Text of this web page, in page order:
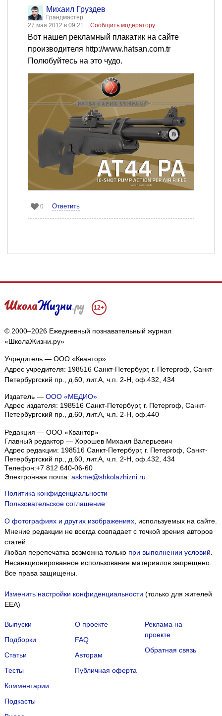
Михаил Груздев
Грандмастер
27 мая 2012 в 09:21
Сообщить модератору
Вот нашел рекламный плакатик на сайте
производителя http://www.hatsan.com.tr
Полюбуйтесь на это чудо.
0 Ответить
12+
© 2000–2026 Ежедневный познавательный журнал
«ШколаЖизни.ру»
Учредитель — ООО «Квантор»
Адрес учредителя: 198516 Санкт-Петербург, г. Петергоф, Санкт-
Петербургский пр., д.60, лит.А, ч.п. 2-Н, оф.432, 434
Издатель — ООО «МЕДИО»
Адрес издателя: 198516 Санкт-Петербург, г. Петергоф, Санкт-
Петербургский пр., д.60, лит.А, ч.п. 2-Н, оф.440
Редакция — ООО «Квантор»
Главный редактор — Хорошев Михаил Валерьевич
Адрес редакции: 198516 Санкт-Петербург, г. Петергоф Санкт-
Петербургский пр., д.60, лит.А, ч.п. 2-Н, оф.432, 434
Телефон:+7 812 640-06-60
Электронная почта: askme@shkolazhizni.ru
Политика конфиденциальности
Пользовательское соглашение
О фотографиях и других изображениях, используемых на сайте.
Мнение редакции не всегда совпадает с точкой зрения авторов
статей.
Любая перепечатка возможна только при выполнении условий
Несанкционированное использование материалов запрещено.
Все права защищены.
Изменить настройки конфиденциальности (только для жителей
EEA)
Выпуски
Подборки
Статьи
Тесты
Комментарии
Подкасты
О проекте
FAQ
Авторам
Публичная оферта
Реклама на
проекте
Обратная связь